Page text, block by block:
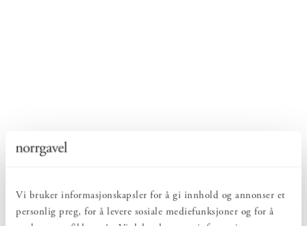
Vi bruker informasjonskapsler for å gi innhold og annonser et
personlig preg, for å levere sosiale mediefunksjoner og for å